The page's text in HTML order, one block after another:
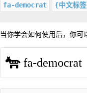
fa-democrat {中文标
当你学会如何使用后，你可
fa-democrat